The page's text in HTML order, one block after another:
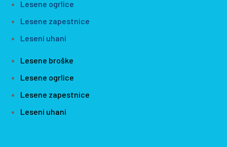
Lesene ogrlice
Lesene zapestnice
Leseni uhani
Lesene broške
Lesene ogrlice
Lesene zapestnice
Leseni uhani